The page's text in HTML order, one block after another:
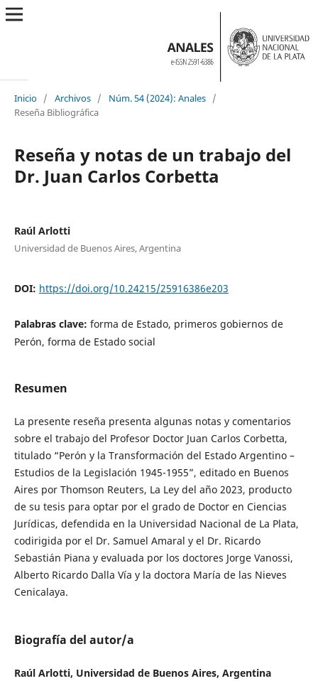
Inicio / Archivos / Núm. 54 (2024): Anales /
Reseña Bibliográfica
Reseña y notas de un trabajo del
Dr. Juan Carlos Corbetta
Raúl Arlotti
Universidad de Buenos Aires, Argentina
DOI: https://doi.org/10.24215/25916386e203
Palabras clave: forma de Estado, primeros gobiernos de
Perón, forma de Estado social
Resumen
La presente reseña presenta algunas notas y comentarios
sobre el trabajo del Profesor Doctor Juan Carlos Corbetta,
titulado “Perón y la Transformación del Estado Argentino –
Estudios de la Legislación 1945-1955”, editado en Buenos
Aires por Thomson Reuters, La Ley del año 2023, producto
de su tesis para optar por el grado de Doctor en Ciencias
Jurídicas, defendida en la Universidad Nacional de La Plata,
codirigida por el Dr. Samuel Amaral y el Dr. Ricardo
Sebastián Piana y evaluada por los doctores Jorge Vanossi,
Alberto Ricardo Dalla Vía y la doctora María de las Nieves
Cenicalaya.
Biografía del autor/a
Raúl Arlotti, Universidad de Buenos Aires, Argentina